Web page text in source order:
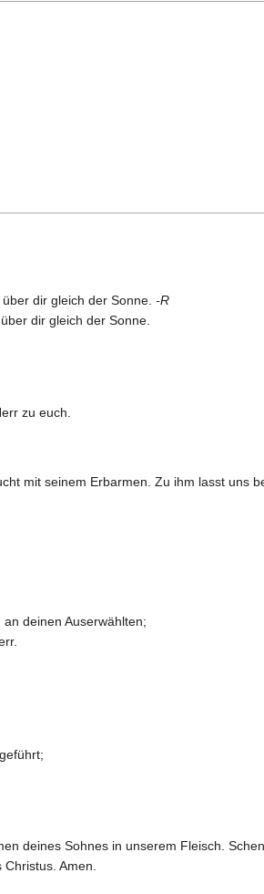
dir gleich der Sonne. -R
dir gleich der Sonne.
zu euch.
mit seinem Erbarmen. Zu ihm lasst uns
deinen Auserwählten;
deines Sohnes in unserem Fleisch.
Amen.